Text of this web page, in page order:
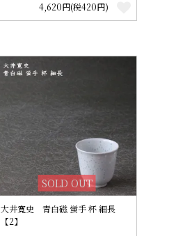
4,620円(税420円)
SOLD OUT
大井寛史 青白磁 蛍手 杯 細長
【2】